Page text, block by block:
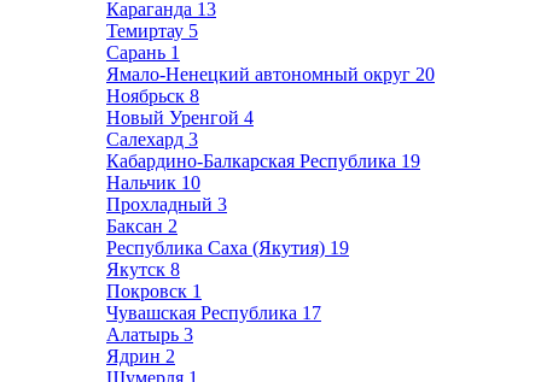
Караганда 13
Темиртау 5
Сарань 1
Ямало-Ненецкий автономный округ 20
Ноябрьск 8
Новый Уренгой 4
Салехард 3
Кабардино-Балкарская Республика 19
Нальчик 10
Прохладный 3
Баксан 2
Республика Саха (Якутия) 19
Якутск 8
Покровск 1
Чувашская Республика 17
Алатырь 3
Ядрин 2
Шумерля 1